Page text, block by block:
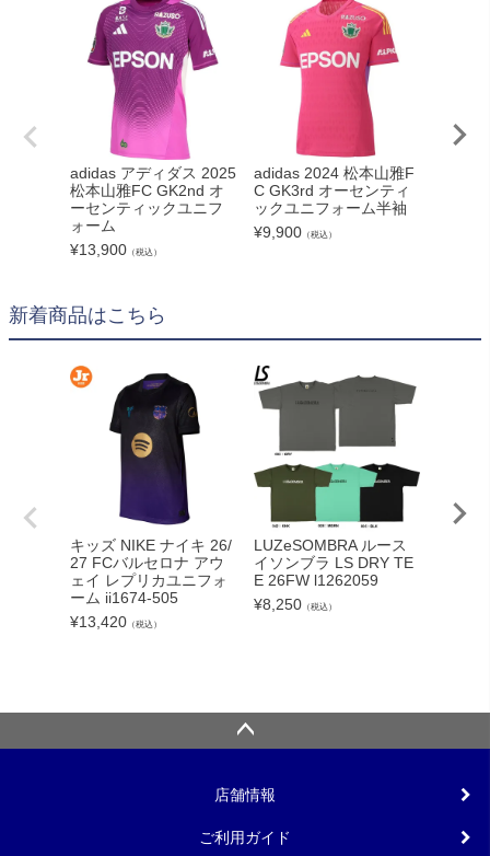
adidas アディダス 2025
松本山雅FC GK2nd オ
ーセンティックユニフ
ォーム
¥13,900 （税込）
adidas 2024 松本山雅F
C GK3rd オーセンティ
ックユニフォーム半袖
¥9,900 （税込）
新着商品はこちら
キッズ NIKE ナイキ 26/
27 FCバルセロナ アウ
ェイ レプリカユニフォ
ーム ii1674-505
¥13,420 （税込）
LUZeSOMBRA ルース
イソンブラ LS DRY TE
E 26FW l1262059
¥8,250 （税込）
店舗情報
ご利用ガイド